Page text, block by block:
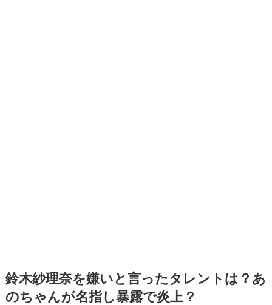
鈴木紗理奈を嫌いと言ったタレントは？あ
のちゃんが名指し暴露で炎上？